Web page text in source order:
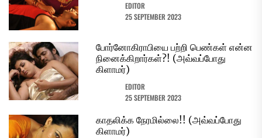
EDITOR
25 SEPTEMBER 2023
போர்னோகிராபியை பற்றி பெண்கள் என்ன
நினைக்கிறார்கள்?! (அவ்வப்போது
கிளாமர்)
EDITOR
25 SEPTEMBER 2023
காதலிக்க நேரமில்லை!! (அவ்வப்போது
கிளாமர்)